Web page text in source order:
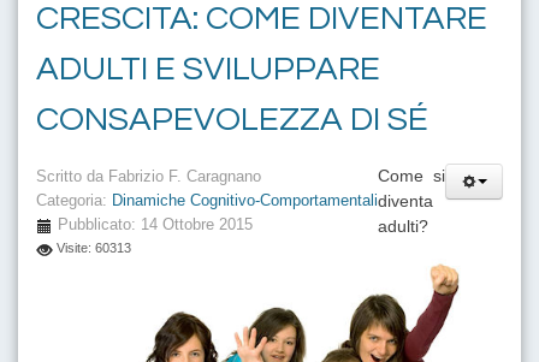
CRESCITA: COME DIVENTARE
ADULTI E SVILUPPARE
CONSAPEVOLEZZA DI SÉ
Scritto da Fabrizio F. Caragnano
Categoria: Dinamiche Cognitivo-Comportamentali
Pubblicato: 14 Ottobre 2015
Visite: 60313
Come si
diventa
adulti?